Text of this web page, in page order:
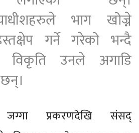
भाग खोज्ने
गर्ने गरेको भन्दै
विकृति उनले अगाडि
जग्गा प्रकरणदेखि संसद्